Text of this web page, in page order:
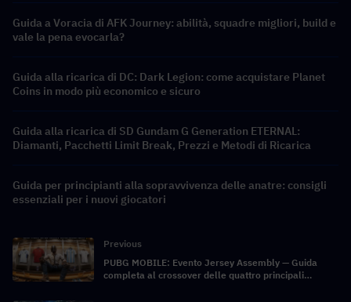
Guida a Voracia di AFK Journey: abilità, squadre migliori, build e
vale la pena evocarla?
Guida alla ricarica di DC: Dark Legion: come acquistare Planet
Coins in modo più economico e sicuro
Guida alla ricarica di SD Gundam G Generation ETERNAL:
Diamanti, Pacchetti Limit Break, Prezzi e Metodi di Ricarica
Guida per principianti alla sopravvivenza delle anatre: consigli
essenziali per i nuovi giocatori
Previous
PUBG MOBILE: Evento Jersey Assembly — Guida
completa al crossover delle quattro principali